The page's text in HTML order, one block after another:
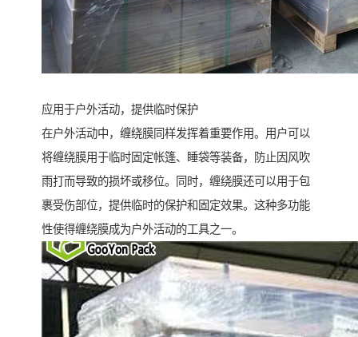
应用于户外活动，提供临时保护
在户外活动中，缠绕膜同样发挥着重要作用。用户可以
将缠绕膜用于临时固定帐篷、睡袋等装备，防止因风吹
雨打而导致的损坏或移位。同时，缠绕膜还可以用于包
裹受伤部位，提供临时的保护和固定效果。这种多功能
性使得缠绕膜成为户外活动的工具之一。